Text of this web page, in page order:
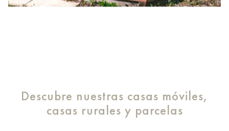
Descubre nuestras casas móviles,
casas rurales y parcelas